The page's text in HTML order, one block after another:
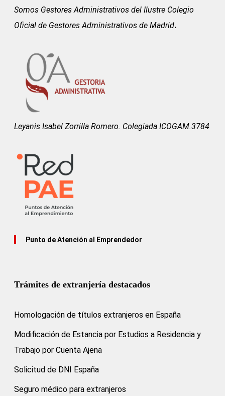
Somos Gestores Administrativos del Ilustre Colegio
Oficial de Gestores Administrativos de Madrid.
Leyanis Isabel Zorrilla Romero. Colegiada ICOGAM.3784
Punto de Atención al Emprendedor
Trámites de extranjería destacados
Homologación de títulos extranjeros en España
Modificación de Estancia por Estudios a Residencia y
Trabajo por Cuenta Ajena
Solicitud de DNI España
Seguro médico para extranjeros